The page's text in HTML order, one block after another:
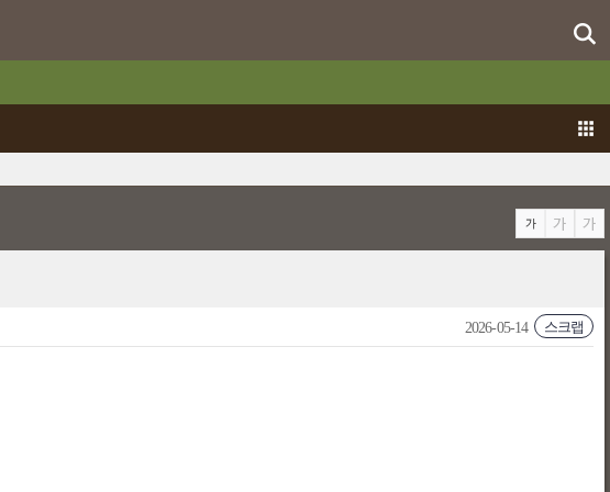
스크랩
2026-05-14